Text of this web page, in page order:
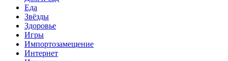
Еда
Звёзды
Здоровье
Игры
Импортозамещение
Интернет